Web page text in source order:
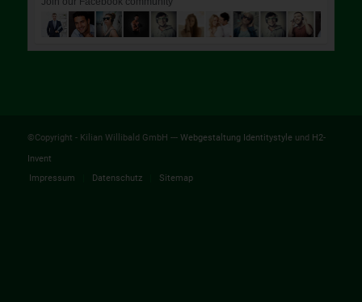
©Copyright - Kilian Willibald GmbH ---Webgestaltung Identitystyle und H2-
Invent
Impressum
Datenschutz Sitemap